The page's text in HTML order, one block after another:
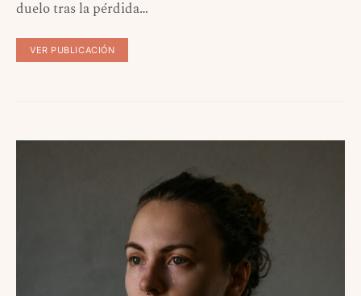
duelo tras la pérdida…
VER PUBLICACIÓN